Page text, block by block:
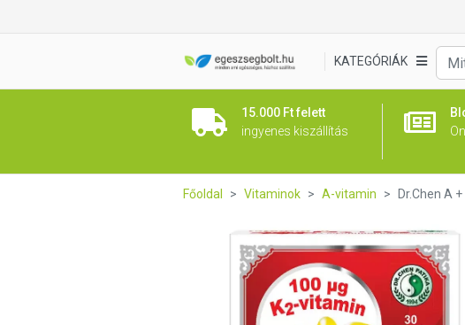
KATEGÓRIÁK
15.000 Ft felett
ingyenes kiszállítás
Főoldal Vitaminok A-vitamin Dr.Chen A